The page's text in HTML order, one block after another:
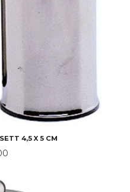
4,5 X 5 CM